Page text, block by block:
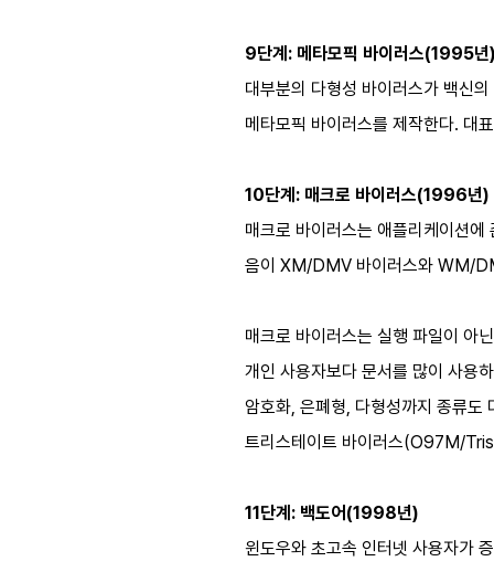
9단계: 메타모픽 바이러스(1995년
대부분의 다형성 바이러스가 백신
메타모픽 바이러스를 제작한다.
10단계: 매크로 바이러스(1996년)
매크로 바이러스는 애플리케이션
음이 XM/DMV 바이러스와 WM/
매크로 바이러스는 실행 파일이 아
개인 사용자보다 문서를 많이 사용
암호화, 은폐형, 다형성까지 종류
트리스테이트 바이러스(O97M/
11단계: 백도어(1998년)
윈도우와 초고속 인터넷 사용자가